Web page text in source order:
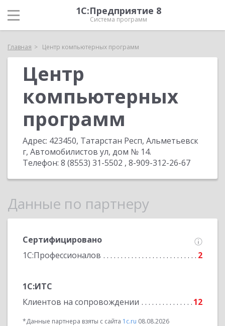
1С:Предприятие 8
Система программ
Главная Центр компьютерных программ
Центр
компьютерных
программ
Адрес: 423450, Татарстан Респ, Альметьевск
г, Автомобилистов ул, дом № 14.
Телефон: 8 (8553) 31-5502 , 8-909-312-26-67
Данные по партнеру
Сертифицировано
1С:Профессионалов
2
1С:ИТС
Клиентов на сопровождении
12
*Данные партнера взяты с сайта 1c.ru 08.08.2026